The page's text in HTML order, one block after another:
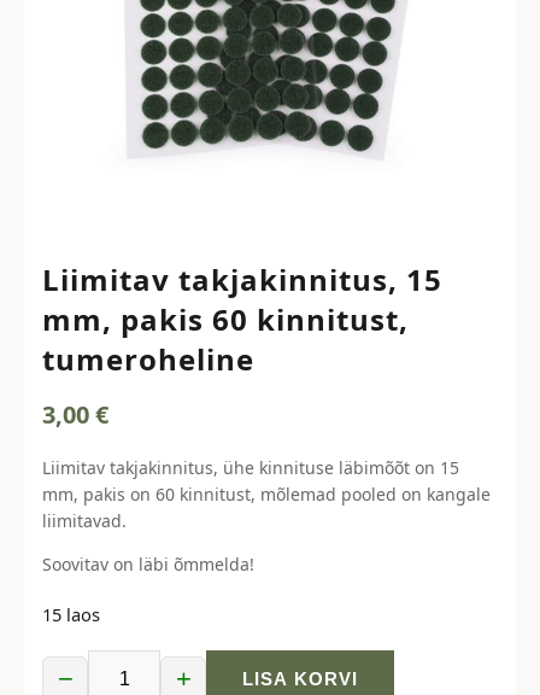
Liimitav takjakinnitus, 15
mm, pakis 60 kinnitust,
tumeroheline
3,00€
Liimitav takjakinnitus, ühe kinnituse läbimõõt on 15
mm, pakis on 60 kinnitust, mõlemad pooled on kangale
liimitavad.
Soovitav on läbi õmmelda!
15 laos
− + LISA KORVI